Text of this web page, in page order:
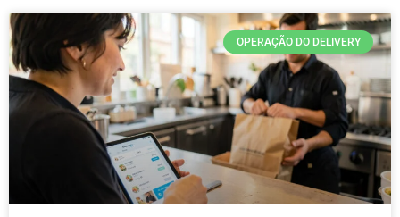
OPERAÇÃO DO DELIVERY